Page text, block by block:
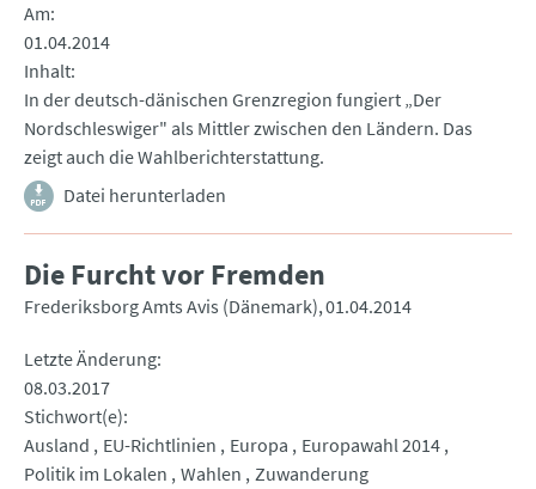
Am
01.04.2014
Inhalt
In der deutsch-dänischen Grenzregion fungiert „Der
Nordschleswiger" als Mittler zwischen den Ländern. Das
zeigt auch die Wahlberichterstattung.
Datei herunterladen
Die Furcht vor Fremden
Frederiksborg Amts Avis (Dänemark) 01.04.2014
Letzte Änderung
08.03.2017
Stichwort(e)
Ausland
EU-Richtlinien Europa
Europawahl 2014
Politik im Lokalen Wahlen Zuwanderung